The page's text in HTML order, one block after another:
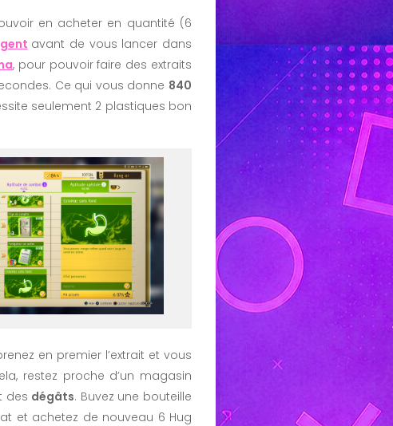
en acheter en quantité (6
avant de vous lancer dans
, pour pouvoir faire des extraits
Ce qui vous donne 840
seulement 2 plastiques bon
en premier l’extrait et vous
restez proche d’un magasin
des dégâts. Buvez une bouteille
et achetez de nouveau 6 Hug